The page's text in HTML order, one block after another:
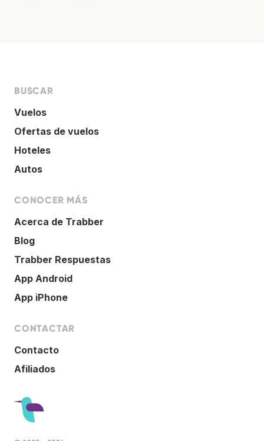
BUSCAR
Vuelos
Ofertas de vuelos
Hoteles
Autos
CONOCER MÁS
Acerca de Trabber
Blog
Trabber Respuestas
App Android
App iPhone
CONTACTAR
Contacto
Afiliados